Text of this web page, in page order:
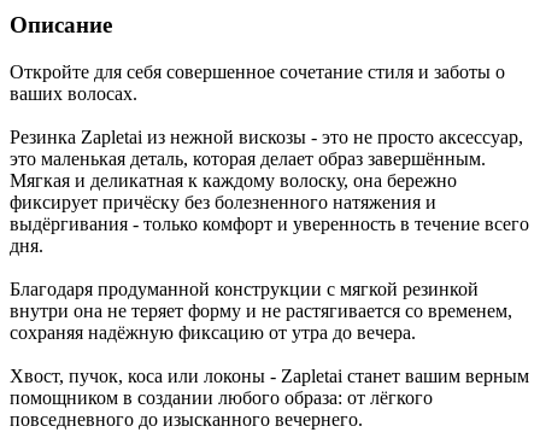
Описание
Откройте для себя совершенное сочетание стиля и заботы о
ваших волосах.
Резинка Zapletai из нежной вискозы - это не просто аксессуар,
это маленькая деталь, которая делает образ завершённым.
Мягкая и деликатная к каждому волоску, она бережно
фиксирует причёску без болезненного натяжения и
выдёргивания - только комфорт и уверенность в течение всего
дня.
Благодаря продуманной конструкции с мягкой резинкой
внутри она не теряет форму и не растягивается со временем,
сохраняя надёжную фиксацию от утра до вечера.
Хвост, пучок, коса или локоны - Zapletai станет вашим верным
помощником в создании любого образа: от лёгкого
повседневного до изысканного вечернего.